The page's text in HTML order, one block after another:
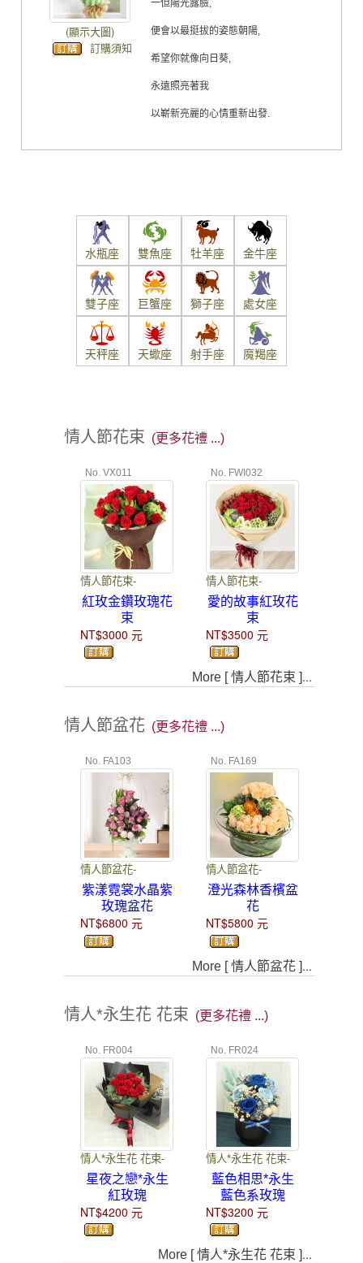
(顯示大圖)
訂購須知
一但陽光露臉,
便會以最挺拔的姿態朝陽,
希望你就像向日葵,
永遠照亮著我
以嶄新亮麗的心情重新出發.
水瓶座 雙魚座 牡羊座 金牛座
雙子座 巨蟹座 獅子座 處女座
天秤座 天蠍座 射手座 魔羯座
情人節花束 (更多花禮 ...)
No. VX011
情人節花束-
紅玫金鑽玫瑰花
束
NT$3000 元
No. FWI032
情人節花束-
愛的故事紅玫花
束
NT$3500 元
More [ 情人節花束 ]...
情人節盆花 (更多花禮 ...)
No. FA103
情人節盆花-
紫漾霓裳水晶紫
玫瑰盆花
NT$6800 元
No. FA169
情人節盆花-
澄光森林香檳盆
花
NT$5800 元
More [ 情人節盆花 ]...
情人*永生花 花束 (更多花禮 ...)
No. FR004
情人*永生花 花束-
星夜之戀*永生
紅玫瑰
NT$4200 元
No. FR024
情人*永生花 花束-
藍色相思*永生
藍色系玫瑰
NT$3200 元
More [ 情人*永生花 花束 ]...